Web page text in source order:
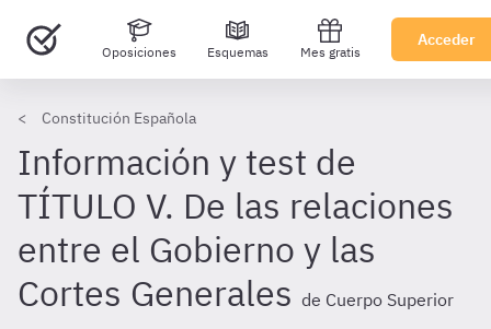
Oposiciones Esquemas Mes gratis
Acceder
Constitución Española
Información y test de
TÍTULO V. De las relaciones
entre el Gobierno y las
Cortes Generales de Cuerpo Superior